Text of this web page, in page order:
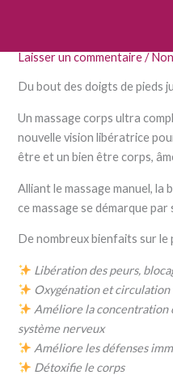
Laisser un commentaire /
Du bout des doigts de pieds
Un massage corps ultra
nouvelle vision libératrice
être et un bien être corps,
Alliant le massage manuel, la
ce massage se démarque
De nombreux bienfaits sur le
Libération des peurs,
Oxygénation et circulation
Améliore la concentration
système nerveux
Améliore les défenses
Détoxifie le corps